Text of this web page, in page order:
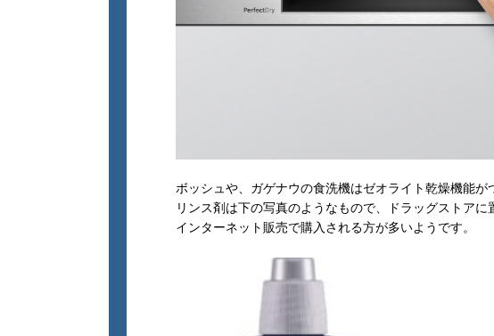
ボッシュや、ガゲナウの食洗機はゼオライト乾燥機能
リンス剤は下の写真のようなもので、ドラッグストア
インターネット販売で購入される方が多いようです。